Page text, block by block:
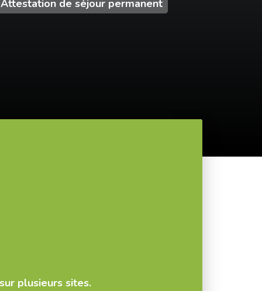
Attestation de séjour permanent
plusieurs sites.